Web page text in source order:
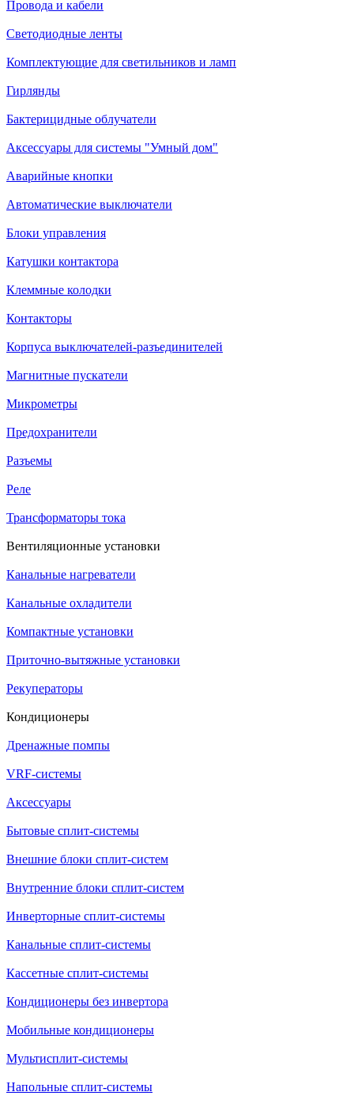
Провода и кабели
Светодиодные ленты
Комплектующие для светильников и ламп
Гирлянды
Бактерицидные облучатели
Аксессуары для системы "Умный дом"
Аварийные кнопки
Автоматические выключатели
Блоки управления
Катушки контактора
Клеммные колодки
Контакторы
Корпуса выключателей-разъединителей
Магнитные пускатели
Микрометры
Предохранители
Разъемы
Реле
Трансформаторы тока
Вентиляционные установки
Канальные нагреватели
Канальные охладители
Компактные установки
Приточно-вытяжные установки
Рекуператоры
Кондиционеры
Дренажные помпы
VRF-системы
Аксессуары
Бытовые сплит-системы
Внешние блоки сплит-систем
Внутренние блоки сплит-систем
Инверторные сплит-системы
Канальные сплит-системы
Кассетные сплит-системы
Кондиционеры без инвертора
Мобильные кондиционеры
Мультисплит-системы
Напольные сплит-системы